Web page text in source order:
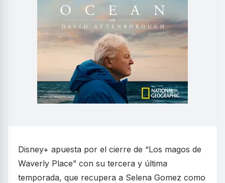
Disney+ apuesta por el cierre de “Los magos de
Waverly Place” con su tercera y última
temporada, que recupera a Selena Gomez como